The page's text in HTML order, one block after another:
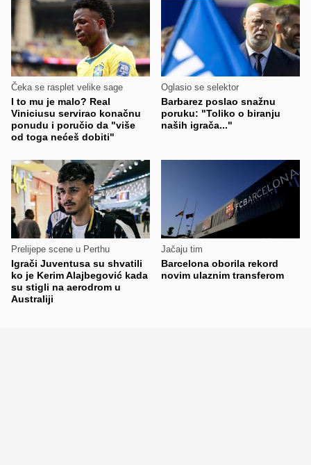
Čeka se rasplet velike sage
I to mu je malo? Real
Viniciusu servirao konačnu
ponudu i poručio da "više
od toga nećeš dobiti"
Oglasio se selektor
Barbarez poslao snažnu
poruku: "Toliko o biranju
naših igrača..."
Prelijepe scene u Perthu
Igrači Juventusa su shvatili
ko je Kerim Alajbegović kada
su stigli na aerodrom u
Australiji
Jačaju tim
Barcelona oborila rekord
novim ulaznim transferom